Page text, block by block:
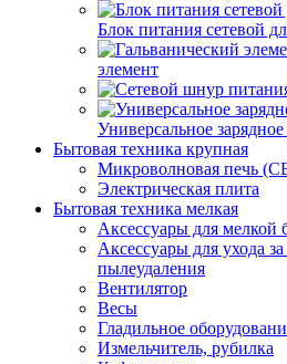
Блок питания сетевой
элемент
Универсальное
Бытовая техника крупная
Микроволновая печь
Электрическая плита
Бытовая техника мелкая
Аксессуары для мелкой
Аксессуары для ухода
пылеудаления
Вентилятор
Весы
Гладильное
Измельчитель, рубилка